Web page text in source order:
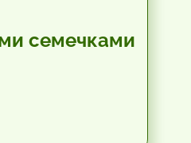
семечками